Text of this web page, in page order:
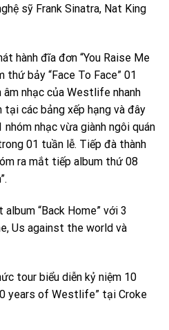
sỹ Frank Sinatra, Nat King
hành đĩa đơn “You Raise Me
thứ bảy “Face To Face” 01
nhạc của Westlife nhanh
tại các bảng xếp hạng và đây
nhạc vừa giành ngôi quán
01 tuần lễ. Tiếp đà thành
ra mắt tiếp album thứ 08
“Back Home” với 3
Us against the world và
tour biểu diễn kỷ niệm 10
years of Westlife” tại Croke